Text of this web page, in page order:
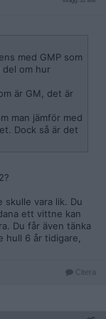
med GMP som
om hur
är GM, det är
man jämför med
Dock så är det
vara lik. Du
ett vittne kan
Du får även tänka
hull 6 år tidigare,
Citera